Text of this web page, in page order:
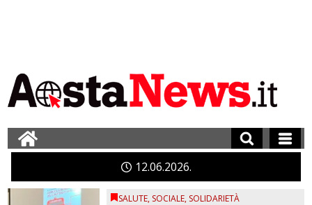
1206 2026
SALUTE, SOCIALE, SOLIDARIETÀ